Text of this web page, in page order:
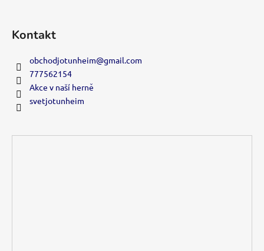
Kontakt
obchodjotunheim@gmail.com
777562154
Akce v naší herně
svetjotunheim